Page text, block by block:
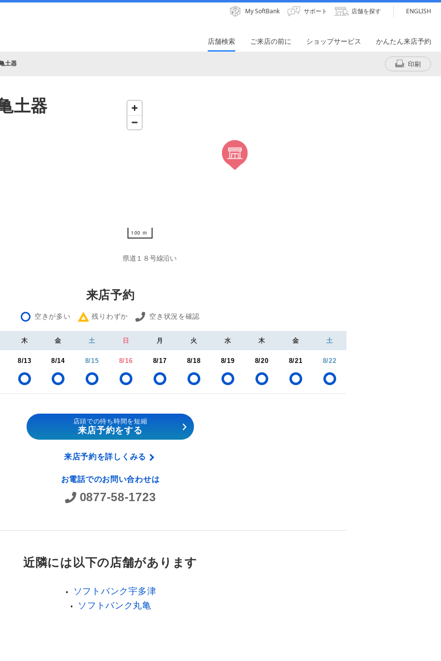
My SoftBank サポート 店舗を探す ENGLISH
店舗検索 ご来店の前に ショップサービス かんたん来店予約
土器 印刷
土器
100 m
100 m
県道１８号線沿い
来店予約
空きが多い 残りわずか 空き状況を確認
木 金 土 日 月 火 水 木 金 土
8/13 8/14 8/15 8/16 8/17 8/18 8/19 8/20 8/21 8/22
店頭での待ち時間を短縮
来店予約をする
来店予約を詳しくみる
お電話でのお問い合わせは
0877-58-1723
近隣には以下の店舗があります
ソフトバンク宇多津
ソフトバンク丸亀